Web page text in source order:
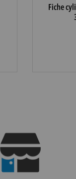
Fiche